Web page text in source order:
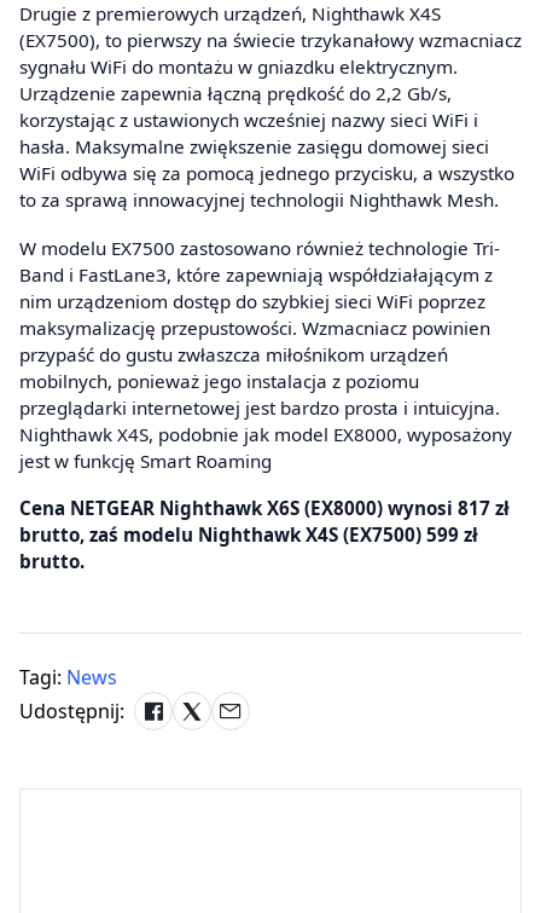
Drugie z premierowych urządzeń, Nighthawk X4S
(EX7500), to pierwszy na świecie trzykanałowy wzmacniacz
sygnału WiFi do montażu w gniazdku elektrycznym.
Urządzenie zapewnia łączną prędkość do 2,2 Gb/s,
korzystając z ustawionych wcześniej nazwy sieci WiFi i
hasła. Maksymalne zwiększenie zasięgu domowej sieci
WiFi odbywa się za pomocą jednego przycisku, a wszystko
to za sprawą innowacyjnej technologii Nighthawk Mesh.
W modelu EX7500 zastosowano również technologie Tri-
Band i FastLane3, które zapewniają współdziałającym z
nim urządzeniom dostęp do szybkiej sieci WiFi poprzez
maksymalizację przepustowości. Wzmacniacz powinien
przypaść do gustu zwłaszcza miłośnikom urządzeń
mobilnych, ponieważ jego instalacja z poziomu
przeglądarki internetowej jest bardzo prosta i intuicyjna.
Nighthawk X4S, podobnie jak model EX8000, wyposażony
jest w funkcję Smart Roaming
Cena NETGEAR Nighthawk X6S (EX8000) wynosi 817 zł
brutto, zaś modelu Nighthawk X4S (EX7500) 599 zł
brutto.
Tagi: News
Udostępnij: